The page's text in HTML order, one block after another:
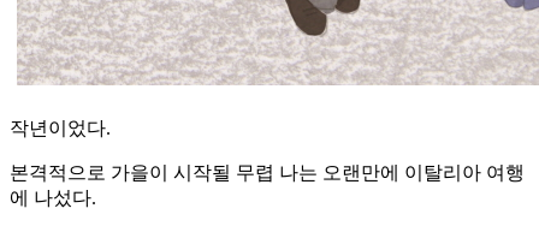
작년이었다.
본격적으로 가을이 시작될 무렵 나는 오랜만에 이탈리아 여행
에 나섰다.